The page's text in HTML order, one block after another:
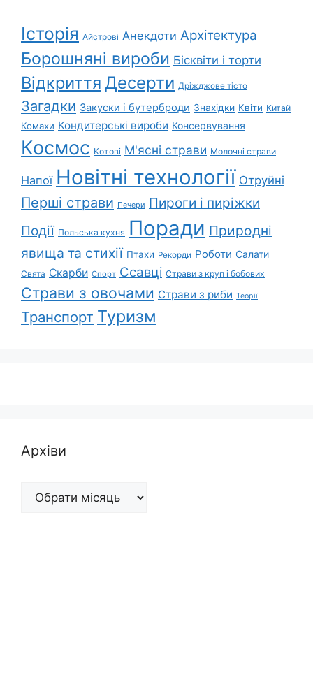
Історія Айстрові Анекдоти Архітектура
Борошняні вироби Бісквіти і торти
Відкриття Десерти Дріжджове тісто
Загадки Закуски і бутерброди Знахідки Квіти Китай
Комахи Кондитерські вироби Консервування
Космос Котові М'ясні страви Молочні страви
Напої Новітні технології Отруйні
Перші страви Печери Пироги і пиріжки
Події Польська кухня Поради Природні
явища та стихії Птахи Рекорди Роботи Салати
Свята Скарби Спорт Ссавці Страви з круп і бобових
Страви з овочами Страви з риби Теорії
Транспорт Туризм
Архіви
Архіви